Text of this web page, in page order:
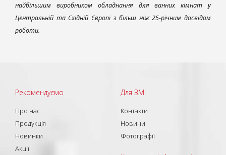
найбільшим виробником обладнання для ванних кімнат у
Центральній та Східній Європі з більш ніж 25-річним досвідом
роботи.
Рекомендуємо
Про нас
Продукція
Новинки
Акції
Для ЗМІ
Контакти
Новини
Фотографії